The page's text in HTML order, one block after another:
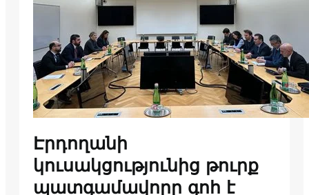
Էրդողանի
կուսակցությունից թուրք
պատգամավորը գոհ է